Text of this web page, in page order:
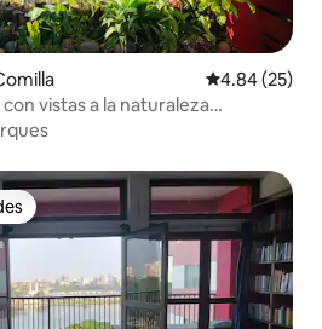
Calificación
4.84 (25)
vistas a la naturaleza…